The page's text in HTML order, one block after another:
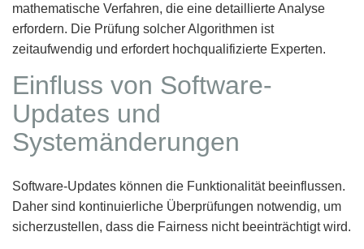
mathematische Verfahren, die eine detaillierte Analyse
erfordern. Die Prüfung solcher Algorithmen ist
zeitaufwendig und erfordert hochqualifizierte Experten.
Einfluss von Software-
Updates und
Systemänderungen
Software-Updates können die Funktionalität beeinflussen.
Daher sind kontinuierliche Überprüfungen notwendig, um
sicherzustellen, dass die Fairness nicht beeinträchtigt wird.